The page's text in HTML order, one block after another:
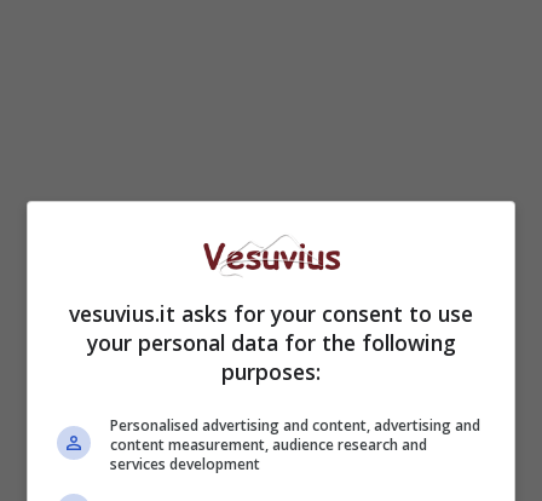
vesuvius.it asks for your consent to use
your personal data for the following
purposes:
Personalised advertising and content, advertising and
content measurement, audience research and
services development